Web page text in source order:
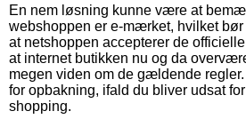
En nem løsning kunne være at
webshoppen er e-mærket, hvilket
at netshoppen accepterer de
at internet butikken nu og da
megen viden om de gældende
for opbakning, ifald du bliver udsat
shopping.